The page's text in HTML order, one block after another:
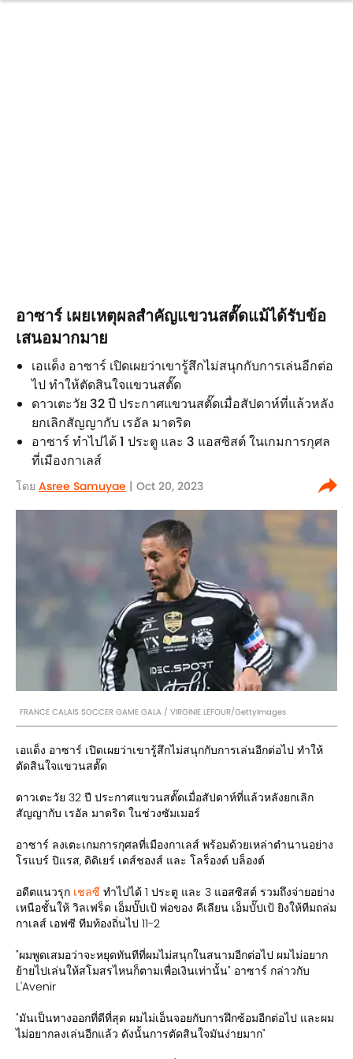
อาซาร์ เผยเหตุผลสำคัญแขวนสตั๊ดแม้ได้รับข้อ
เสนอมากมาย
เอแด็ง อาซาร์ เปิดเผยว่าเขารู้สึกไม่สนุกกับการเล่นอีกต่อ
ไป ทำให้ตัดสินใจแขวนสตั๊ด
ดาวเตะวัย 32 ปี ประกาศแขวนสตั๊ดเมื่อสัปดาห์ที่แล้วหลัง
ยกเลิกสัญญากับ เรอัล มาดริด
อาซาร์ ทำไปได้ 1 ประตู และ 3 แอสซิสต์ ในเกมการกุศล
ที่เมืองกาเลส์
โดย Asree Samuyae | Oct 20, 2023
FRANCE CALAIS SOCCER GAME GALA / VIRGINIE LEFOUR/GettyImages
เอแด็ง อาซาร์ เปิดเผยว่าเขารู้สึกไม่สนุกกับการเล่นอีกต่อไป ทำให้
ตัดสินใจแขวนสตั๊ด
ดาวเตะวัย 32 ปี ประกาศแขวนสตั๊ดเมื่อสัปดาห์ที่แล้วหลังยกเลิก
สัญญากับ เรอัล มาดริด ในช่วงซัมเมอร์
อาซาร์ ลงเตะเกมการกุศลที่เมืองกาเลส์ พร้อมด้วยเหล่าตำนานอย่าง
โรแบร์ ปิแรส, ดิดิเยร์ เดส์ชองส์ และ โลร็องต์ บล็องต์
อดีตแนวรุก เชลซี ทำไปได้ 1 ประตู และ 3 แอสซิสต์ รวมถึงจ่ายอย่าง
เหนือชั้นให้ วิลเฟร็ด เอ็มบั๊ปเป้ พ่อของ คีเลียน เอ็มบั๊ปเป้ ยิงให้ทีมถล่ม
กาเลส์ เอฟซี ทีมท้องถิ่นไป 11-2
"ผมพูดเสมอว่าจะหยุดทันทีที่ผมไม่สนุกในสนามอีกต่อไป ผมไม่อยาก
ย้ายไปเล่นให้สโมสรไหนก็ตามเพื่อเงินเท่านั้น" อาซาร์ กล่าวกับ
L'Avenir
"มันเป็นทางออกที่ดีที่สุด ผมไม่เอ็นจอยกับการฝึกซ้อมอีกต่อไป และผม
ไม่อยากลงเล่นอีกแล้ว ดังนั้นการตัดสินใจมันง่ายมาก"